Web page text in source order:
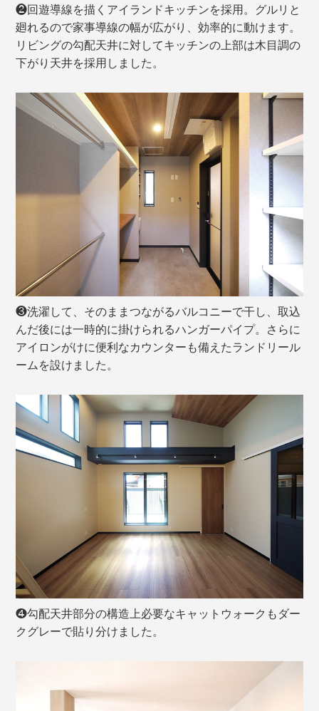
❷回遊導線を描くアイランドキッチンを採用。グルリと
廻れるので家事導線の幅が広がり、効率的に動けます。
リビングの勾配天井に対してキッチンの上部は木目調の
下がり天井を採用しました。
❸洗濯して、そのままつながるバルコニーで干し、取込
んだ後には一時的に掛けられるハンガーパイプ。さらに
アイロンがけに便利なカウンターも備えたランドリール
ームを設けました。
❹勾配天井部分の構造上必要なキャットウォークもダー
クグレーで貼り分けました。